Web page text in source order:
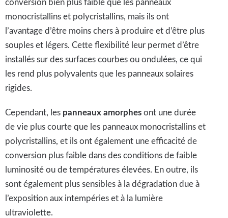
conversion bien plus faible que les panneaux
monocristallins et polycristallins, mais ils ont
l’avantage d’être moins chers à produire et d’être plus
souples et légers. Cette flexibilité leur permet d’être
installés sur des surfaces courbes ou ondulées, ce qui
les rend plus polyvalents que les panneaux solaires
rigides.
Cependant, les panneaux amorphesont une durée
de vie plus courte que les panneaux monocristallins et
polycristallins, et ils ont également une efficacité de
conversion plus faible dans des conditions de faible
luminosité ou de températures élevées. En outre, ils
sont également plus sensibles à la dégradation due à
l’exposition aux intempéries et à la lumière
ultraviolette.